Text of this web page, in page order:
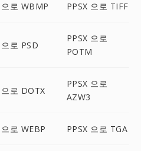
으로 WBMP PPSX 으로 TIFF
으로 PSD
PPSX 으로
POTM
으로 DOTX
PPSX 으로
AZW3
로 WEBP PPSX 으로 TGA